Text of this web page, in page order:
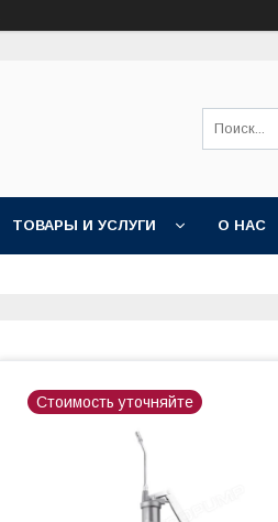
ТОВАРЫ И УСЛУГИ О НАС
Стоимость уточняйте